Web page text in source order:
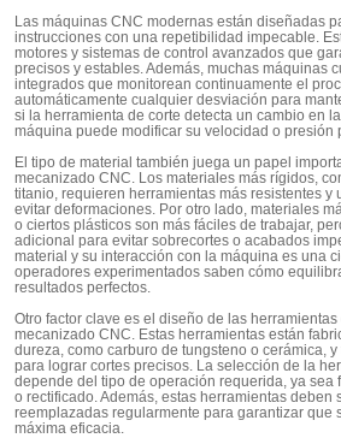
Las máquinas CNC modernas están diseñadas
instrucciones con una repetibilidad impecable.
motores y sistemas de control avanzados que
precisos y estables. Además, muchas máquinas
integrados que monitorean continuamente el
automáticamente cualquier desviación para
si la herramienta de corte detecta un cambio en
máquina puede modificar su velocidad o presión
El tipo de material también juega un papel
mecanizado CNC. Los materiales más rígidos,
titanio, requieren herramientas más resistentes y
evitar deformaciones. Por otro lado, materiales
o ciertos plásticos son más fáciles de trabajar,
adicional para evitar sobrecortes o acabados
material y su interacción con la máquina es una
operadores experimentados saben cómo
resultados perfectos.
Otro factor clave es el diseño de las herramientas
mecanizado CNC. Estas herramientas están
dureza, como carburo de tungsteno o cerámica,
para lograr cortes precisos. La selección de la
depende del tipo de operación requerida, ya sea
o rectificado. Además, estas herramientas deben
reemplazadas regularmente para garantizar que
máxima eficacia.